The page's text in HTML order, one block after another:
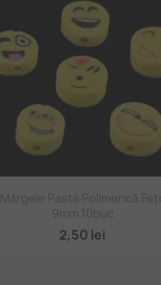
Vizualizare rapidă
Mărgele Pastă Polimerică
9mm 10buc
2,50 lei